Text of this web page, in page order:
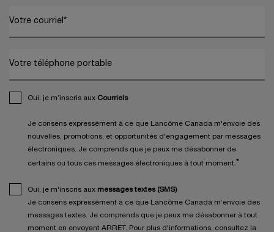
Votre courriel *
Votre téléphone portable
Oui, je m’inscris aux Courriels
Je consens expressément à ce que Lancôme Canada m'envoie des
nouvelles, promotions, et opportunités d'engagement par messages
électroniques. Je comprends que je peux me désabonner de
certains ou tous ces messages électroniques à tout moment. *
Oui, je m'inscris aux messages textes (SMS)
Je consens expressément à ce que Lancôme Canada m’envoie des
messages textes. Je comprends que je peux me désabonner à tout
moment en envoyant ARRET. Pour plus d'informations, consultez la